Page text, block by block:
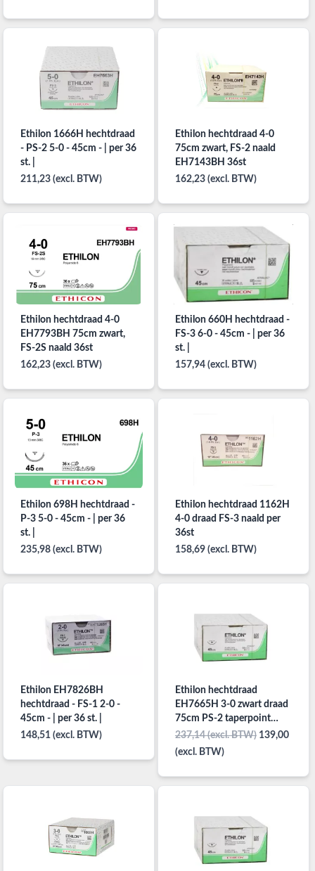
Ethilon 1666H hechtdraad
- PS-2 5-0 - 45cm - | per 36
st. |
211,23 (excl. BTW)
Ethilon hechtdraad 4-0
75cm zwart, FS-2 naald
EH7143BH 36st
162,23 (excl. BTW)
Ethilon hechtdraad 4-0
EH7793BH 75cm zwart,
FS-2S naald 36st
162,23 (excl. BTW)
Ethilon 660H hechtdraad -
FS-3 6-0 - 45cm - | per 36
st. |
157,94 (excl. BTW)
Ethilon 698H hechtdraad -
P-3 5-0 - 45cm - | per 36
st. |
235,98 (excl. BTW)
Ethilon hechtdraad 1162H
4-0 draad FS-3 naald per
36st
158,69 (excl. BTW)
Ethilon EH7826BH
hechtdraad - FS-1 2-0 -
45cm - | per 36 st. |
148,51 (excl. BTW)
Ethilon hechtdraad
EH7665H 3-0 zwart draad
75cm PS-2 taperpoint
hechtnaald 3/8 19mm per
36st
237,14 (excl. BTW)139,00
(excl. BTW)